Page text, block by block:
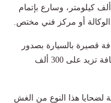
الممتازة، وعدم تجاوز عداد المسافة فيها 70 ألف كيلومتر، وسارع بإتمام
أو مركز فني مختص.
قصيرة بالسيارة بصدور
أصوات غريبة منها، واكتشف أنها قطعت مسافة تزيد على 300 ألف
لضحايا هذا النوع من الغش